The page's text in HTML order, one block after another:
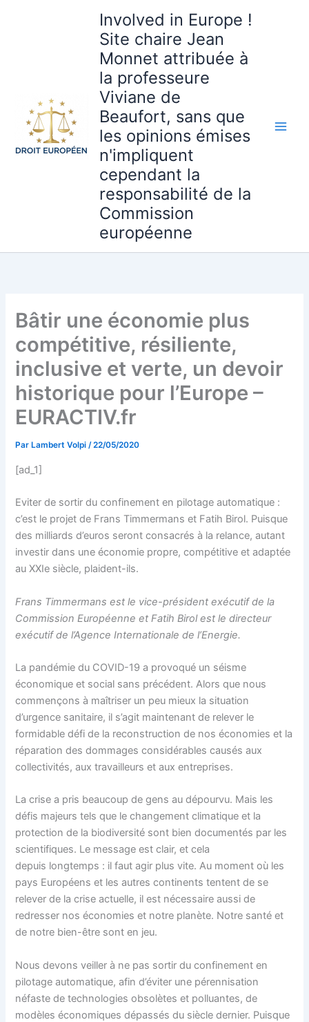
Involved in Europe !
Site chaire Jean
Monnet attribuée à
la professeure
Viviane de
Beaufort, sans que
les opinions émises
n'impliquent
cependant la
responsabilité de la
Commission
européenne
Bâtir une économie plus
compétitive, résiliente,
inclusive et verte, un devoir
historique pour l’Europe –
EURACTIV.fr
Par Lambert Volpi/22/05/2020
[ad_1]
Eviter de sortir du confinement en pilotage automatique :
c’est le projet de Frans Timmermans et Fatih Birol. Puisque
des milliards d’euros seront consacrés à la relance, autant
investir dans une économie propre, compétitive et adaptée
au XXIe siècle, plaident-ils.
Frans Timmermans est le vice-président exécutif de la
Commission Européenne et Fatih Birol est le directeur
exécutif de l’Agence Internationale de l’Energie.
La pandémie du COVID-19 a provoqué un séisme
économique et social sans précédent. Alors que nous
commençons à maîtriser un peu mieux la situation
d’urgence sanitaire, il s’agit maintenant de relever le
formidable défi de la reconstruction de nos économies et la
réparation des dommages considérables causés aux
collectivités, aux travailleurs et aux entreprises.
La crise a pris beaucoup de gens au dépourvu. Mais les
défis majeurs tels que le changement climatique et la
protection de la biodiversité sont bien documentés par les
scientifiques. Le message est clair, et cela
depuis longtemps : il faut agir plus vite. Au moment où les
pays Européens et les autres continents tentent de se
relever de la crise actuelle, il est nécessaire aussi de
redresser nos économies et notre planète. Notre santé et
de notre bien-être sont en jeu.
Nous devons veiller à ne pas sortir du confinement en
pilotage automatique, afin d’éviter une pérennisation
néfaste de technologies obsolètes et polluantes, de
modèles économiques dépassés du siècle dernier. Puisque